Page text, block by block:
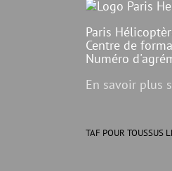
Paris
Centre de
Numéro
En savoir plus
TAF POUR TOUSSUS